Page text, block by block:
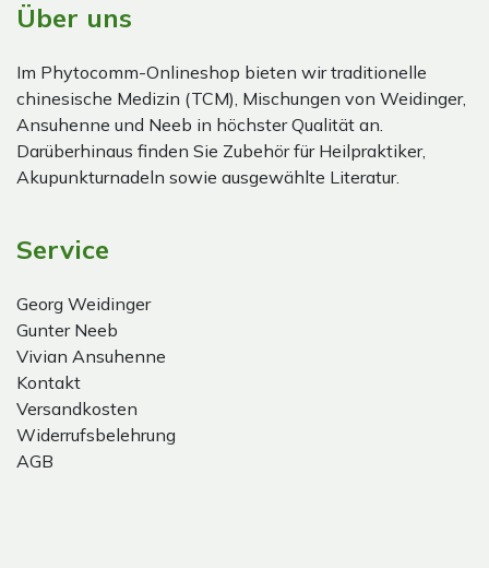
Über uns
Im Phytocomm-Onlineshop bieten wir traditionelle
chinesische Medizin (TCM), Mischungen von Weidinger,
Ansuhenne und Neeb in höchster Qualität an.
Darüberhinaus finden Sie Zubehör für Heilpraktiker,
Akupunkturnadeln sowie ausgewählte Literatur.
Service
Georg Weidinger
Gunter Neeb
Vivian Ansuhenne
Kontakt
Versandkosten
Widerrufsbelehrung
AGB